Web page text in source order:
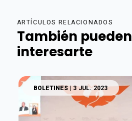
ARTÍCULOS RELACIONADOS
También pueden
interesarte
BOLETINES | 3 JUL. 2023